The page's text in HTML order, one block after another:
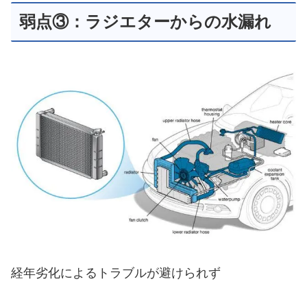
弱点③：ラジエターからの水漏れ
経年劣化によるトラブルが避けられず